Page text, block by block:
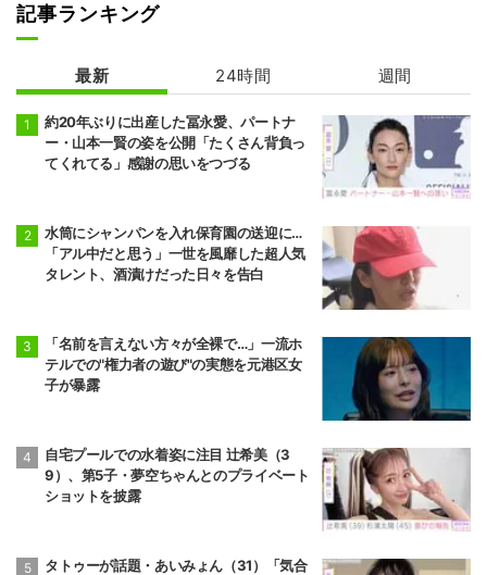
記事ランキング
最新 24時間 週間
約20年ぶりに出産した冨永愛、パートナ
ー・山本一賢の姿を公開「たくさん背負っ
てくれてる」感謝の思いをつづる
水筒にシャンパンを入れ保育園の送迎に…
「アル中だと思う」一世を風靡した超人気
タレント、酒漬けだった日々を告白
「名前を言えない方々が全裸で…」一流ホ
テルでの"権力者の遊び"の実態を元港区女
子が暴露
自宅プールでの水着姿に注目 辻希美（3
9）、第5子・夢空ちゃんとのプライベート
ショットを披露
タトゥーが話題・あいみょん（31）「気合